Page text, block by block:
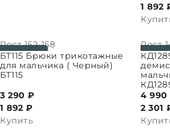
1 892
Рост 152-158
БТ115 Брюки трикотажные
для мальчика ( Черный)
БТ115
3 290 ₽
1 892 ₽
Купить
Рост
ВЫБРАТЬ
4 990
2 301